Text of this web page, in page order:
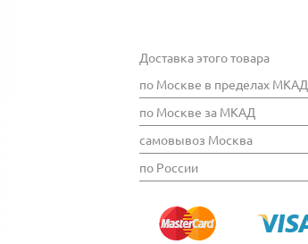
Доставка этого товара
по Москве в пределах МКАД
по Москве за МКАД
самовывоз Москва
по России